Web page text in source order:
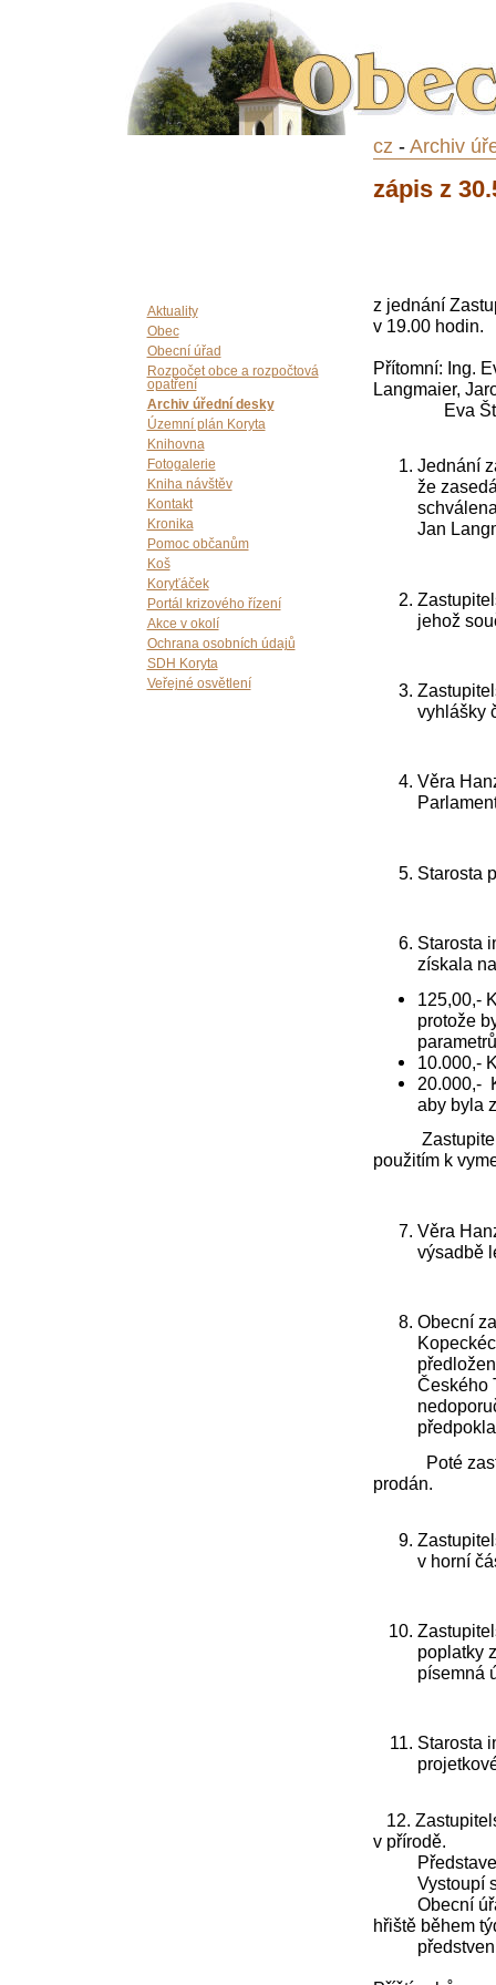
Aktuality
Obec
Obecní úřad
Rozpočet obce a rozpočtová
opatření
Archiv úřední desky
Územní plán Koryta
Knihovna
Fotogalerie
Kniha návštěv
Kontakt
Kronika
Pomoc občanům
Koš
Koryťáček
Portál krizového řízení
Akce v okolí
Ochrana osobních údajů
SDH Koryta
Veřejné osvětlení
cz - Archiv
zápis z
z jednání
v 19.00 hodin.
Přítomní: Ing.
Langmaier,
Eva
Jednání
že
Jan
jehož
vyhlášky
Věra
Starosta
Starosta
získala
125,00,-
protože
10.000,-
20.000,-
aby byla
použitím k
Věra
výsadbě
Obecní
Českého
Poté
prodán.
v horní
poplatky
písemná
Starosta
12.
v přírodě.
Představení
Vystoupí
Obecní úřad
hřiště během